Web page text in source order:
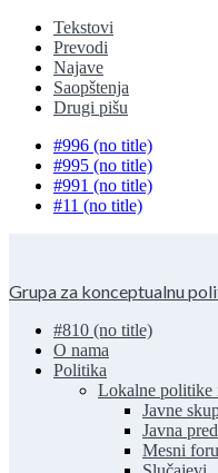
Tekstovi
Prevodi
Najave
Saopštenja
Drugi pišu
#996 (no title)
#995 (no title)
#991 (no title)
#11 (no title)
Grupa za konceptualnu
#810 (no title)
O nama
Politika
Lokalne politike
Javne
Javna
Mesni